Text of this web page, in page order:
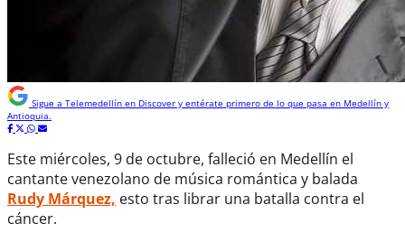
Sigue a Telemedellín en Discover y entérate primero de lo que pasa en Medellín y
Antioquia.
Este miércoles, 9 de octubre, falleció en Medellín el
cantante venezolano de música romántica y balada
Rudy Márquez, esto tras librar una batalla contra el
cáncer.